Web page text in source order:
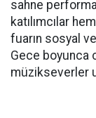
sahne
katılımcılar
fuarın sosyal
Gece boyunca
müzikseverler